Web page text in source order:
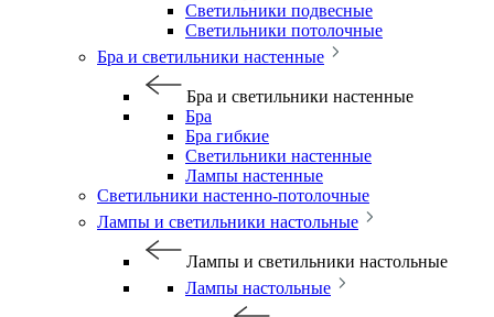
Светильники подвесные
Светильники потолочные
Бра и светильники настенные
Бра и светильники настенные
Бра
Бра гибкие
Светильники настенные
Лампы настенные
Светильники настенно-потолочные
Лампы и светильники настольные
Лампы и светильники настольные
Лампы настольные